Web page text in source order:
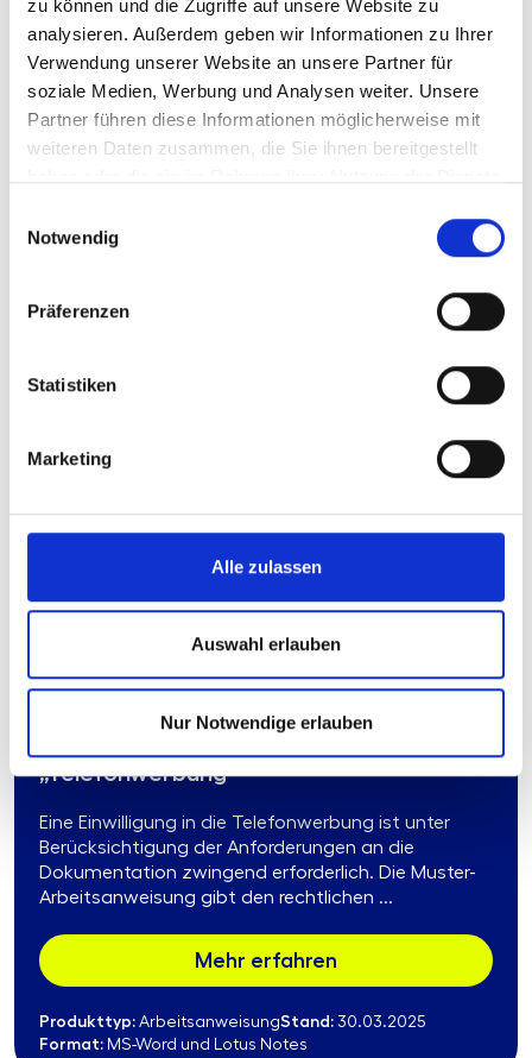
zu können und die Zugriffe auf unsere Website zu
analysieren. Außerdem geben wir Informationen zu Ihrer
Verwendung unserer Website an unsere Partner für
soziale Medien, Werbung und Analysen weiter. Unsere
Partner führen diese Informationen möglicherweise mit
weiteren Daten zusammen, die Sie ihnen bereitgestellt
Notwendig
Präferenzen
Statistiken
Marketing
Alle zulassen
Auswahl erlauben
Nur Notwendige erlauben
Mehr erfahren
Produkttyp:Arbeitsanweisung Stand: 30.06.2025
Format:MS-Word und Lotus Notes
310.01.12
„Kapitalertrags-/Auslandssteuer“
Die Besteuerung von Kapitalerträgen hängt davon
ab, ob und wo ein Kunde steuerpflichtig ansässig
ArbeitsanweisungStand:
„Telefonwerbung“
Eine Einwilligung in die Telefonwerbung ist unter
Berücksichtigung der Anforderungen an die
Dokumentation zwingend erforderlich. Die Muster-
Arbeitsanweisung gibt den rechtlichen ...
Mehr erfahren
Produkttyp: ArbeitsanweisungStand: 30.03.2025
Format: MS-Word und Lotus Notes